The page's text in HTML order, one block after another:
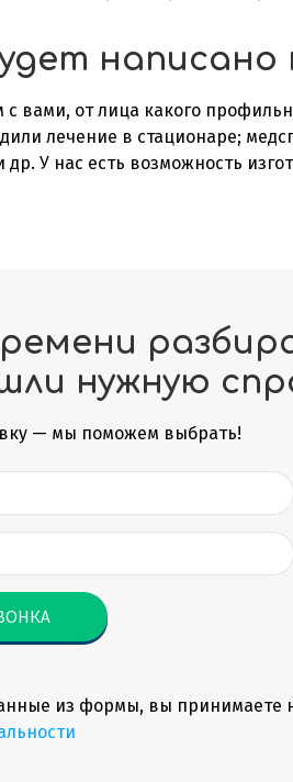
написано
с вами, от лица какого
лечение в стационаре;
др. У нас есть возможность
нужную
— мы поможем выбрать!
из формы, вы принимаете